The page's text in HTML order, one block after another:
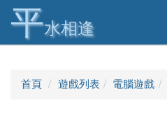
平水相逢
首頁 遊戲列表 電腦遊戲